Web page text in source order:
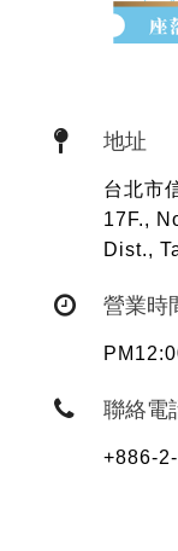
地址
台北市
17F.,
Dist.,
營業時
聯絡電
+886-